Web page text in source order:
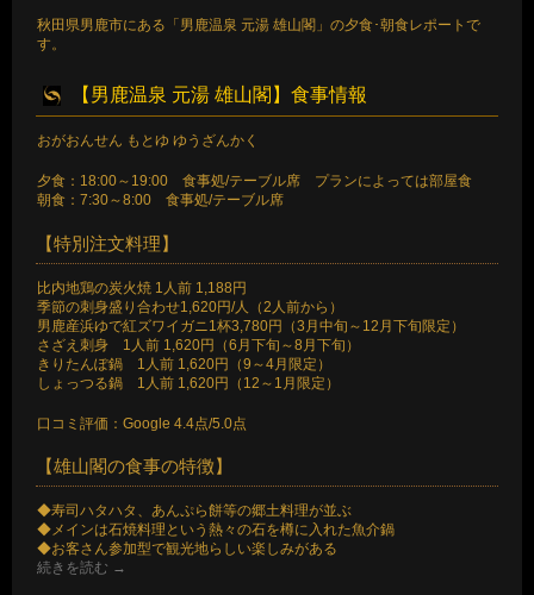
秋田県男鹿市にある「男鹿温泉 元湯 雄山閣」の夕食･朝食レポートで
す。
【男鹿温泉 元湯 雄山閣】食事情報
おがおんせん もとゆ ゆうざんかく
夕食：18:00～19:00 食事処/テーブル席 プランによっては部屋食
朝食：7:30～8:00 食事処/テーブル席
【特別注文料理】
比内地鶏の炭火焼 1人前 1,188円
季節の刺身盛り合わせ1,620円/人（2人前から）
男鹿産浜ゆで紅ズワイガニ1杯3,780円（3月中旬～12月下旬限定）
さざえ刺身 1人前 1,620円（6月下旬～8月下旬）
きりたんぽ鍋 1人前 1,620円（9～4月限定）
しょっつる鍋 1人前 1,620円（12～1月限定）
口コミ評価：Google 4.4点/5.0点
【雄山閣の食事の特徴】
◆寿司ハタハタ、あんぷら餅等の郷土料理が並ぶ
◆メインは石焼料理という熱々の石を樽に入れた魚介鍋
◆お客さん参加型で観光地らしい楽しみがある
続きを読む →